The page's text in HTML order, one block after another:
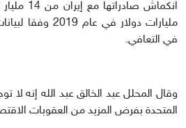
مليارات دولار في
في التعافي.
وقال المحلل عبد الخالق عبد الله إنه لا
المتحدة بفرض المزيد من العقوبات